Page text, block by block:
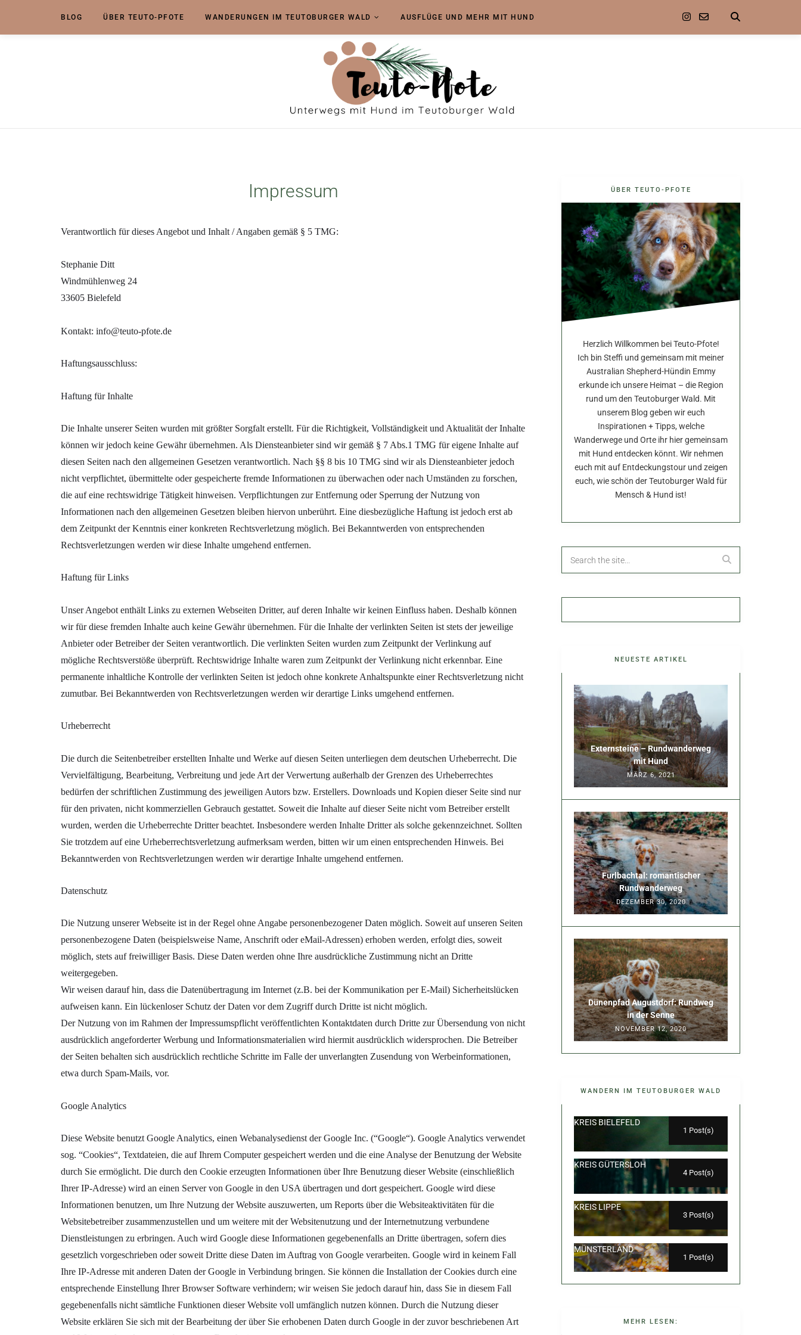
BLOG ÜBER TEUTO-PFOTE WANDERUNGEN IM TEUTOBURGER WALD AUSFLÜGE UND MEHR MIT HUND
Impressum
Verantwortlich für dieses Angebot und Inhalt / Angaben gemäß § 5 TMG:
Stephanie Ditt
Windmühlenweg 24
33605 Bielefeld
Kontakt: info@teuto-pfote.de
Haftungsausschluss:
Haftung für Inhalte
Die Inhalte unserer Seiten wurden mit größter Sorgfalt erstellt. Für die Richtigkeit, Vollständigkeit und Aktualität der Inhalte
können wir jedoch keine Gewähr übernehmen. Als Diensteanbieter sind wir gemäß § 7 Abs.1 TMG für eigene Inhalte auf
diesen Seiten nach den allgemeinen Gesetzen verantwortlich. Nach §§ 8 bis 10 TMG sind wir als Diensteanbieter jedoch
nicht verpflichtet, übermittelte oder gespeicherte fremde Informationen zu überwachen oder nach Umständen zu forschen,
die auf eine rechtswidrige Tätigkeit hinweisen. Verpflichtungen zur Entfernung oder Sperrung der Nutzung von
Informationen nach den allgemeinen Gesetzen bleiben hiervon unberührt. Eine diesbezügliche Haftung ist jedoch erst ab
dem Zeitpunkt der Kenntnis einer konkreten Rechtsverletzung möglich. Bei Bekanntwerden von entsprechenden
Rechtsverletzungen werden wir diese Inhalte umgehend entfernen.
Haftung für Links
Unser Angebot enthält Links zu externen Webseiten Dritter, auf deren Inhalte wir keinen Einfluss haben. Deshalb können
wir für diese fremden Inhalte auch keine Gewähr übernehmen. Für die Inhalte der verlinkten Seiten ist stets der jeweilige
Anbieter oder Betreiber der Seiten verantwortlich. Die verlinkten Seiten wurden zum Zeitpunkt der Verlinkung auf
mögliche Rechtsverstöße überprüft. Rechtswidrige Inhalte waren zum Zeitpunkt der Verlinkung nicht erkennbar. Eine
permanente inhaltliche Kontrolle der verlinkten Seiten ist jedoch ohne konkrete Anhaltspunkte einer Rechtsverletzung nicht
zumutbar. Bei Bekanntwerden von Rechtsverletzungen werden wir derartige Links umgehend entfernen.
Urheberrecht
Die durch die Seitenbetreiber erstellten Inhalte und Werke auf diesen Seiten unterliegen dem deutschen Urheberrecht. Die
Vervielfältigung, Bearbeitung, Verbreitung und jede Art der Verwertung außerhalb der Grenzen des Urheberrechtes
bedürfen der schriftlichen Zustimmung des jeweiligen Autors bzw. Erstellers. Downloads und Kopien dieser Seite sind nur
für den privaten, nicht kommerziellen Gebrauch gestattet. Soweit die Inhalte auf dieser Seite nicht vom Betreiber erstellt
wurden, werden die Urheberrechte Dritter beachtet. Insbesondere werden Inhalte Dritter als solche gekennzeichnet. Sollten
Sie trotzdem auf eine Urheberrechtsverletzung aufmerksam werden, bitten wir um einen entsprechenden Hinweis. Bei
Bekanntwerden von Rechtsverletzungen werden wir derartige Inhalte umgehend entfernen.
Datenschutz
Die Nutzung unserer Webseite ist in der Regel ohne Angabe personenbezogener Daten möglich. Soweit auf unseren Seiten
personenbezogene Daten (beispielsweise Name, Anschrift oder eMail-Adressen) erhoben werden, erfolgt dies, soweit
möglich, stets auf freiwilliger Basis. Diese Daten werden ohne Ihre ausdrückliche Zustimmung nicht an Dritte
weitergegeben.
Wir weisen darauf hin, dass die Datenübertragung im Internet (z.B. bei der Kommunikation per E-Mail) Sicherheitslücken
aufweisen kann. Ein lückenloser Schutz der Daten vor dem Zugriff durch Dritte ist nicht möglich.
Der Nutzung von im Rahmen der Impressumspflicht veröffentlichten Kontaktdaten durch Dritte zur Übersendung von nicht
ausdrücklich angeforderter Werbung und Informationsmaterialien wird hiermit ausdrücklich widersprochen. Die Betreiber
der Seiten behalten sich ausdrücklich rechtliche Schritte im Falle der unverlangten Zusendung von Werbeinformationen,
etwa durch Spam-Mails, vor.
Google Analytics
Diese Website benutzt Google Analytics, einen Webanalysedienst der Google Inc. (“Google“). Google Analytics verwendet
sog. “Cookies“, Textdateien, die auf Ihrem Computer gespeichert werden und die eine Analyse der Benutzung der Website
durch Sie ermöglicht. Die durch den Cookie erzeugten Informationen über Ihre Benutzung dieser Website (einschließlich
Ihrer IP-Adresse) wird an einen Server von Google in den USA übertragen und dort gespeichert. Google wird diese
Informationen benutzen, um Ihre Nutzung der Website auszuwerten, um Reports über die Websiteaktivitäten für die
Websitebetreiber zusammenzustellen und um weitere mit der Websitenutzung und der Internetnutzung verbundene
Dienstleistungen zu erbringen. Auch wird Google diese Informationen gegebenenfalls an Dritte übertragen, sofern dies
gesetzlich vorgeschrieben oder soweit Dritte diese Daten im Auftrag von Google verarbeiten. Google wird in keinem Fall
Ihre IP-Adresse mit anderen Daten der Google in Verbindung bringen. Sie können die Installation der Cookies durch eine
entsprechende Einstellung Ihrer Browser Software verhindern; wir weisen Sie jedoch darauf hin, dass Sie in diesem Fall
gegebenenfalls nicht sämtliche Funktionen dieser Website voll umfänglich nutzen können. Durch die Nutzung dieser
Website erklären Sie sich mit der Bearbeitung der über Sie erhobenen Daten durch Google in der zuvor beschriebenen Art
ÜBER TEUTO-PFOTE
Herzlich Willkommen bei Teuto-Pfote!
Ich bin Steffi und gemeinsam mit meiner
Australian Shepherd-Hündin Emmy
erkunde ich unsere Heimat – die Region
rund um den Teutoburger Wald. Mit
unserem Blog geben wir euch
Inspirationen + Tipps, welche
Wanderwege und Orte ihr hier gemeinsam
mit Hund entdecken könnt. Wir nehmen
euch mit auf Entdeckungstour und zeigen
euch, wie schön der Teutoburger Wald für
Mensch & Hund ist!
NEUESTE ARTIKEL
Externsteine – Rundwanderweg
mit Hund
MÄRZ 6, 2021
Furlbachtal: romantischer
Rundwanderweg
DEZEMBER 30, 2020
Dünenpfad Augustdorf: Rundweg
in der Senne
NOVEMBER 12, 2020
WANDERN IM TEUTOBURGER WALD
KREIS BIELEFELD
1 Post(s)
KREIS GÜTERSLOH
4 Post(s)
KREIS LIPPE
3 Post(s)
MÜNSTERLAND
1 Post(s)
MEHR LESEN: